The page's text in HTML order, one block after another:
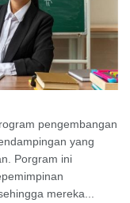
pengembangan
yang
Porgram ini
mereka...